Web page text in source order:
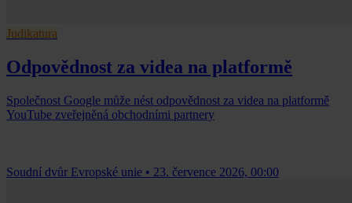
Judikatura
Odpovědnost za videa na platformě
Společnost Google může nést odpovědnost za videa na platformě
YouTube zveřejněná obchodními partnery
Soudní dvůr Evropské unie • 23. července 2026, 00:00